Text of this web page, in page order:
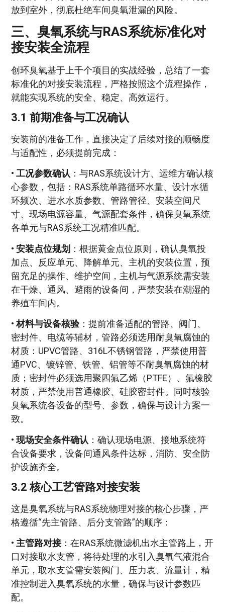
放到室外，彻底杜绝车间臭氧泄漏的风险。
三、臭氧系统与RAS系统标准化对
接安装全流程
创环臭氧基于上千个项目的实战经验，总结了一套
标准化的对接安装流程，严格按照这个流程操作，
就能实现系统的安全、稳定、高效运行。
3.1 前期准备与工况确认
安装前的准备工作，直接决定了后续对接的顺畅度
与适配性，必须提前完成：
• 工况参数确认 ：与RAS系统设计方、运维方确认核
心参数，包括：RAS系统单路循环水量、设计水循
环频次、进水水质参数、管路管径、安装空间尺
寸、现场电源容量、气源配套条件，确保臭氧系统
各单元与RAS系统工况精准匹配。
• 安装点位规划 ：根据黄金点位原则，确认臭氧投
加点、反应单元、降解单元、主机的安装位置，预
留充足的操作、维护空间，主机与气源系统需安装
在干燥、通风、避雨的设备间，严禁安装在潮湿的
养殖车间内。
•材料与设备核验：提前准备适配的管路、阀门、
密封件、电缆等辅材，管路必须选用耐臭氧腐蚀的
材质：UPVC管路、316L不锈钢管路，严禁使用普
通PVC、镀锌管、铁管、铝管等不耐臭氧腐蚀的材
质；密封件必须选用聚四氟乙烯（PTFE）、氟橡胶
材质，严禁使用普通橡胶、硅胶密封件。同时核验
臭氧系统各设备的型号、参数，确保与设计方案一
致。
• 现场安全条件确认 ：确认现场电源、接地系统符
合设备要求，设备间通风条件达标，消防、安全防
护设施齐全。
3.2 核心工艺管路对接安装
这是臭氧系统与RAS系统物理对接的核心步骤，严
格遵循“先主管路、后分支管路”的顺序：
• 主管路对接：在RAS系统微滤机出水主管路上，开
口对接取水支管，将待处理的水引入臭氧气液混合
单元，取水支管需安装阀门、压力表、流量计，精
准控制进入臭氧系统的水量，确保与设计参数匹
配。